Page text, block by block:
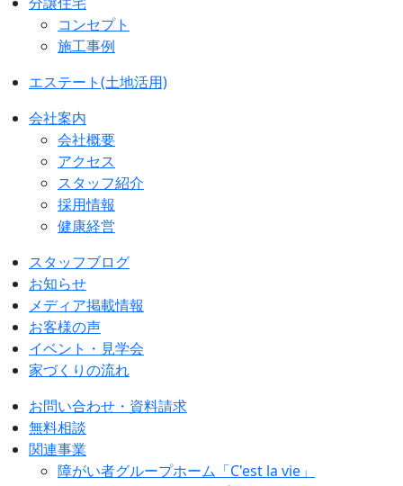
コンセプト
施工事例
エステート(土地活用)
会社案内
会社概要
アクセス
スタッフ紹介
採用情報
健康経営
スタッフブログ
お知らせ
メディア掲載情報
お客様の声
イベント・見学会
家づくりの流れ
お問い合わせ・資料請求
無料相談
関連事業
障がい者グループホーム「C'est la vie」